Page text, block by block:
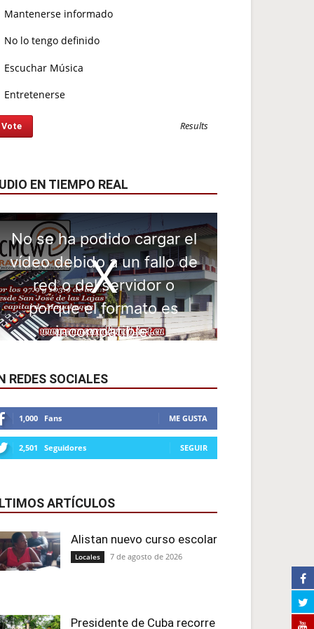
Mantenerse informado
No lo tengo definido
Escuchar Música
Entretenerse
Results
EN TIEMPO REAL
REDES SOCIALES
1,000 Fans ME GUSTA
2,501 Seguidores SEGUIR
ARTÍCULOS
Alistan nuevo curso escolar
Locales 7 de agosto de 2026
Presidente de Cuba recorre